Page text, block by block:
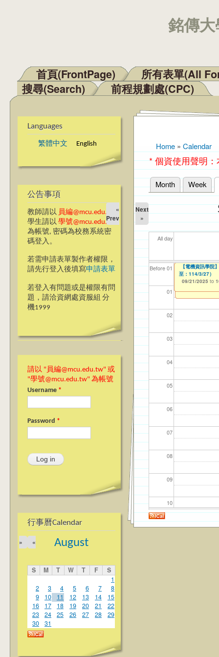
銘傳
Main menu
首頁(FrontPage)
所有表單(All
搜尋(Search)
前程規劃處(CPC)
Languages
繁體中文 English
公告事項
教師請以 員編@mcu.edu.tw
學生請以 學號@mcu.edu.tw
為帳號, 密碼為校務系統密
碼登入。
若需申請表單製作者權限，
請先行登入後填寫申請表單
若登入有問題或是權限有問
題，請洽資網處資服組 分
機1999
請以 "員編@mcu.edu.tw" 或
"學號@mcu.edu.tw" 為帳號
Username *
Password *
行事曆Calendar
August
«
»
S M T W T F
S
1
2
3 4 5 6 7
8
9
10 11 12 13 14
15
16
17 18 19 20 21
22
23
24 25 26 27 28
29
30
31
You are here
Home » Calendar
* 個資使用聲明
Primary tabs
Month Week
«
Prev
Next
»
All day
Before 01
01
02
03
04
05
06
07
08
09
10
11
【資網處】
整合系統～表單
03/27/2013 to
我愛銘傳我愛養
校區)
09/02/2019 to
【財務處】工讀
11/12/2021to
07/31/2027
【財務處】漏打
錄
11/15/2021 to
114學年度前程
表(服務學習教師
04/17/2022 to
114
02/
114
03/
【學
07/
114
09/
教務
11/
商品
11/
114
02/
【財
08/
【電機資訊學
114/10/12止）
09/21/2025 to
【電機資訊學
間：114/09/30-
09/21/2025 to
【電機資訊學
明（報名延長至
09/21/2025 to
【電機資訊學
至：114/3/27）
09/21/2025 to